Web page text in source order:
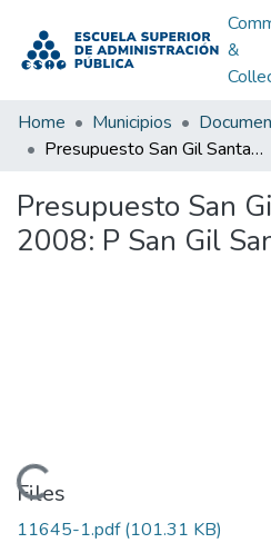
&
Home Municipios
Presupuesto San Gil Santander 2008: P San Gil Santander 2008
Presupuesto San
2008: P San Gil
Loading...
Files
11645-1.pdf(101.31 KB)